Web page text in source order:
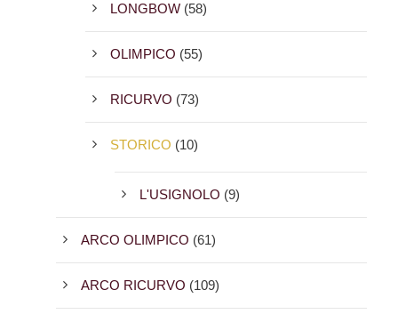
LONGBOW (58)
OLIMPICO (55)
RICURVO (73)
STORICO (10)
L'USIGNOLO (9)
ARCO OLIMPICO (61)
ARCO RICURVO (109)